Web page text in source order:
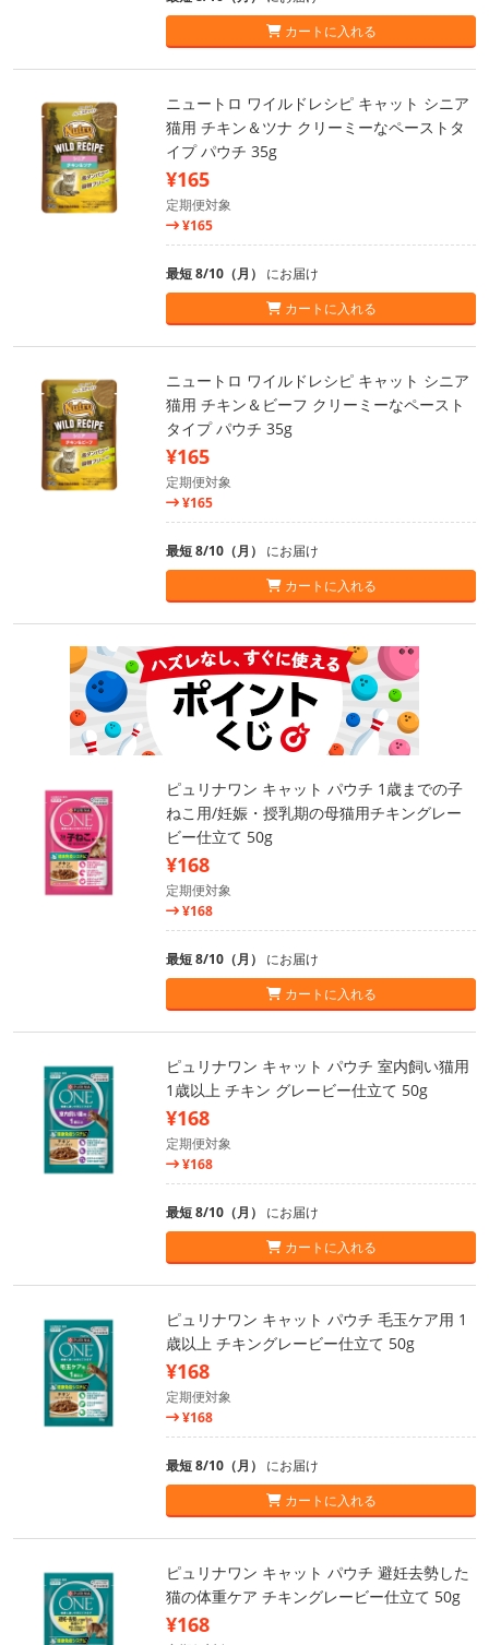
カートに入れる
ニュートロ ワイルドレシピ キャット シニア
猫用 チキン＆ツナ クリーミーなペーストタ
イプ パウチ 35g
¥165
定期便対象
¥165
最短 8/10（月） にお届け
カートに入れる
ニュートロ ワイルドレシピ キャット シニア
猫用 チキン＆ビーフ クリーミーなペースト
タイプ パウチ 35g
¥165
定期便対象
¥165
最短 8/10（月） にお届け
カートに入れる
ピュリナワン キャット パウチ 1歳までの子
ねこ用/妊娠・授乳期の母猫用チキングレー
ビー仕立て 50g
¥168
定期便対象
¥168
最短 8/10（月） にお届け
カートに入れる
ピュリナワン キャット パウチ 室内飼い猫用
1歳以上 チキン グレービー仕立て 50g
¥168
定期便対象
¥168
最短 8/10（月） にお届け
カートに入れる
ピュリナワン キャット パウチ 毛玉ケア用 1
歳以上 チキングレービー仕立て 50g
¥168
定期便対象
¥168
最短 8/10（月） にお届け
カートに入れる
ピュリナワン キャット パウチ 避妊去勢した
猫の体重ケア チキングレービー仕立て 50g
¥168